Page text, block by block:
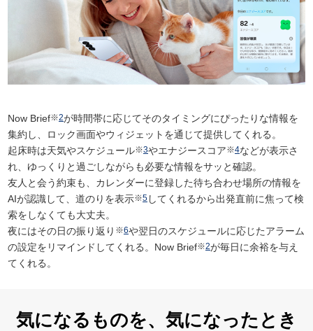
Now Brief※2が時間帯に応じてそのタイミングにぴったりな情報を
集約し、ロック画面やウィジェットを通じて提供してくれる。
起床時は天気やスケジュール※3やエナジースコア※4などが表示さ
れ、ゆっくりと過ごしながらも必要な情報をサッと確認。
友人と会う約束も、カレンダーに登録した待ち合わせ場所の情報を
AIが認識して、道のりを表示※5 してくれるから出発直前に焦って検
索をしなくても大丈夫。
夜にはその日の振り返り ※6や翌日のスケジュールに応じたアラーム
の設定をリマインドしてくれる。Now Brief※2が毎日に余裕を与え
てくれる。
気になるものを、 気になったとき